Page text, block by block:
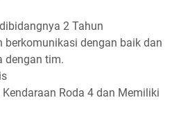
2 Tahun
berkomunikasi dengan baik dan
dengan tim.
Roda 4 dan Memiliki